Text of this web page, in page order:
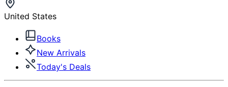
United States
Books
New Arrivals
Today's Deals